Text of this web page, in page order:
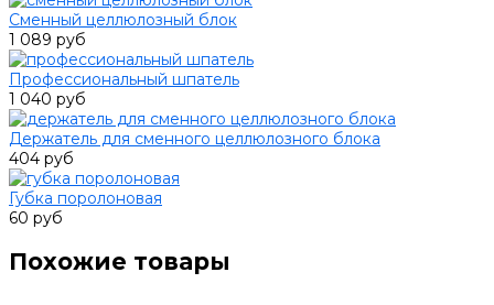
Сменный целлюлозный блок
1 089 руб
Профессиональный шпатель
1 040 руб
Держатель для сменного целлюлозного блока
404 руб
Губка поролоновая
60 руб
Похожие товары